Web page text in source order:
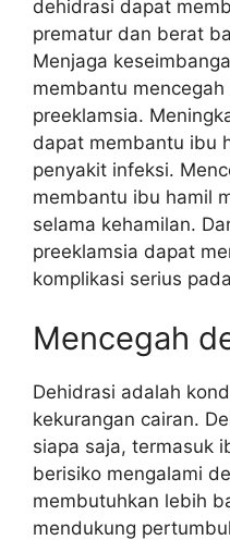
dehidrasi dapat
prematur dan berat
Menjaga
membantu
preeklamsia.
dapat membantu ibu
penyakit infeksi.
membantu ibu hamil
selama kehamilan.
preeklamsia dapat
komplikasi serius
Mencegah
Dehidrasi adalah
kekurangan cairan.
siapa saja, termasuk
berisiko mengalami
membutuhkan lebih
mendukung